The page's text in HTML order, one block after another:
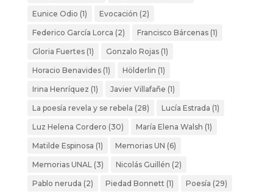
Eunice Odio (1) Evocación (2)
Federico García Lorca (2) Francisco Bárcenas(1)
Gloria Fuertes(1) Gonzalo Rojas(1)
Horacio Benavides(1) Hölderlin (1)
Irina Henríquez (1) Javier Villafañe (1)
La poesía revela y se rebela (28) Lucía Estrada (1)
Luz Helena Cordero (30) María Elena Walsh (1)
Matilde Espinosa (1) Memorias UN (6)
Memorias UNAL (3) Nicolás Guillén (2)
Pablo neruda (2) Piedad Bonnett (1) Poesía (29)